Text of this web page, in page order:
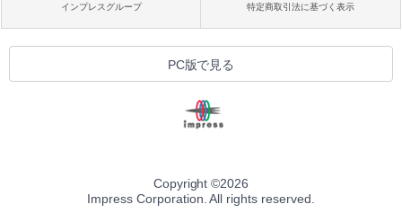
インプレスグループ 特定商取引法に基づく表示
PC版で見る
Copyright ©2026
Impress Corporation. All rights reserved.